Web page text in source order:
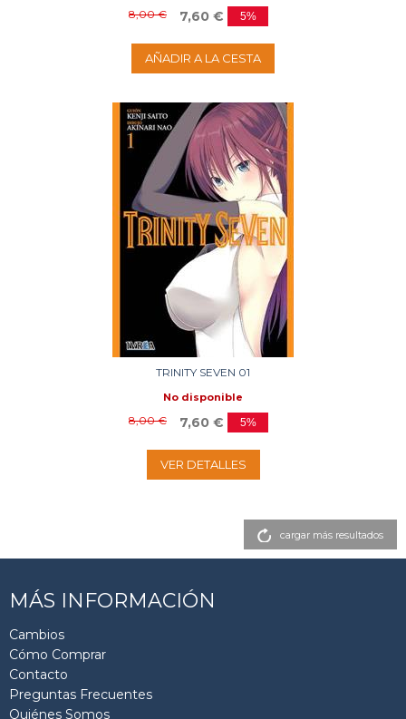
8,00 € 7,60 € 5%
AÑADIR A LA CESTA
TRINITY SEVEN 01
No disponible
8,00 € 7,60 € 5%
VER DETALLES
cargar más resultados
MÁS INFORMACIÓN
Cambios
Cómo Comprar
Contacto
Preguntas Frecuentes
Quiénes Somos